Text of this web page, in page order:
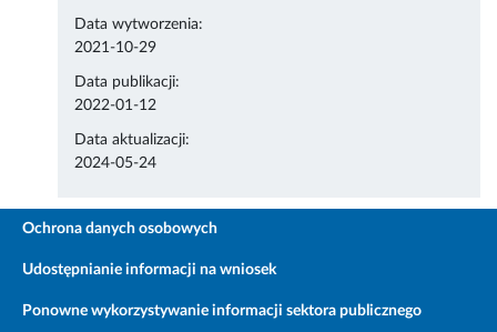
Data wytworzenia:
2021-10-29
Data publikacji:
2022-01-12
Data aktualizacji:
2024-05-24
Ochrona danych osobowych
Udostępnianie informacji na wniosek
Ponowne wykorzystywanie informacji sektora publicznego